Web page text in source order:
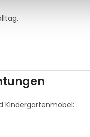
Kindergartenmöbel: